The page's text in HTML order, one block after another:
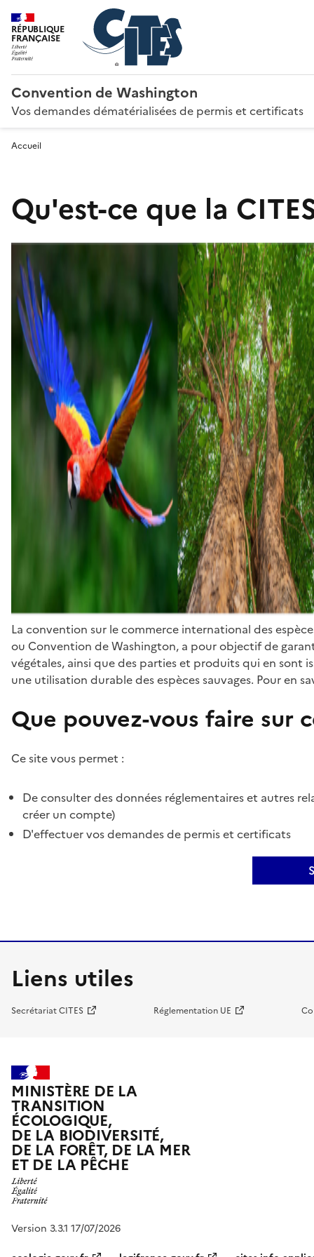
RÉPUBLIQUE
FRANÇAISE
Convention de Washington
Vos demandes dématérialisées de permis et certificats
Accueil
Qu'est-ce que la
La convention sur le commerce international des
ou Convention de Washington, a pour objectif de
végétales, ainsi que des parties et produits qui en sont
une utilisation durable des espèces sauvages. Pour en
Que pouvez-vous faire sur
Ce site vous permet :
De consulter des données réglementaires et autres
créer un compte)
D'effectuer vos demandes de permis et certificats
Liens utiles
Secrétariat CITES Réglementation UE
MINISTÈRE DE LA
TRANSITION
ÉCOLOGIQUE,
DE LA BIODIVERSITÉ,
DE LA FORÊT, DE LA MER
ET DE LA PÊCHE
Version 3.3.1 17/07/2026